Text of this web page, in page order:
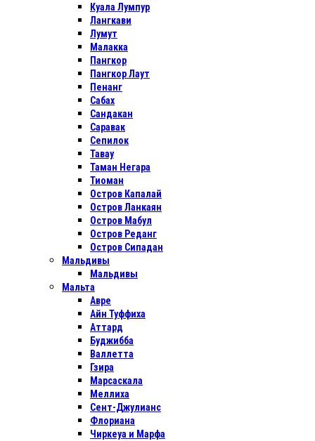
Куала Лумпур
Лангкави
Лумут
Малакка
Пангкор
Пангкор Лаут
Пенанг
Сабах
Сандакан
Саравак
Сепилок
Тавау
Таман Негара
Тиоман
Остров Капалай
Остров Ланкаян
Остров Мабул
Остров Реданг
Остров Сипадан
Мальдивы
Мальдивы
Мальта
Авре
Айн Туффиха
Аттард
Буджибба
Валлетта
Гзира
Марсаскала
Меллиха
Сент-Джулианс
Флориана
Чиркеуа и Марфа